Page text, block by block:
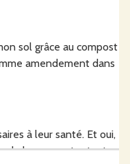
sol grâce au compost
amendement dans
à leur santé. Et oui,
de leur apporter tout